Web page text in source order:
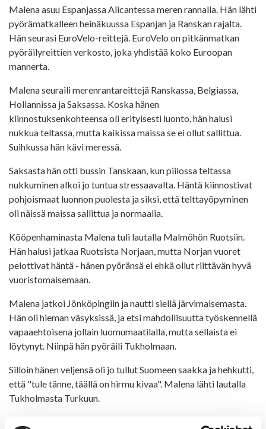
Malena asuu Espanjassa Alicantessa meren rannalla. Hän lähti
pyörämatkalleen heinäkuussa Espanjan ja Ranskan rajalta.
Hän seurasi EuroVelo-reittejä. EuroVelo on pitkänmatkan
pyöräilyreittien verkosto, joka yhdistää koko Euroopan
mannerta.
Malena seuraili merenrantareittejä Ranskassa, Belgiassa,
Hollannissa ja Saksassa. Koska hänen
kiinnostuksenkohteensa oli erityisesti luonto, hän halusi
nukkua teltassa, mutta kaikissa maissa se ei ollut sallittua.
Suihkussa hän kävi meressä.
Saksasta hän otti bussin Tanskaan, kun piilossa teltassa
nukkuminen alkoi jo tuntua stressaavalta. Häntä kiinnostivat
pohjoismaat luonnon puolesta ja siksi, että telttayöpyminen
oli näissä maissa sallittua ja normaalia.
Kööpenhaminasta Malena tuli lautalla Malmöhön Ruotsiin.
Hän halusi jatkaa Ruotsista Norjaan, mutta Norjan vuoret
pelottivat häntä - hänen pyöränsä ei ehkä ollut riittävän hyvä
vuoristomaisemaan.
Malena jatkoi Jönköpingiin ja nautti siellä järvimaisemasta.
Hän oli hieman väsyksissä, ja etsi mahdollisuutta työskennellä
vapaaehtoisena jollain luomumaatilalla, mutta sellaista ei
löytynyt. Niinpä hän pyöräili Tukholmaan.
Silloin hänen veljensä oli jo tullut Suomeen saakka ja hehkutti,
että "tule tänne, täällä on hirmu kivaa". Malena lähti lautalla
Tukholmasta Turkuun.